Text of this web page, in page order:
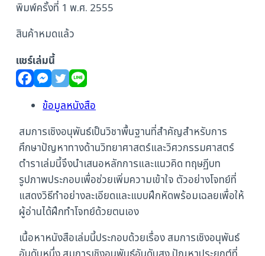
พิมพ์ครั้งที่ 1 พ.ศ. 2555
สินค้าหมดแล้ว
แชร์เล่มนี้
ข้อมูลหนังสือ
สมการเชิงอนุพันธ์เป็นวิชาพื้นฐานที่สำคัญสำหรับการ
ศึกษาปัญหาทางด้านวิทยาศาสตร์และวิศวกรรมศาสตร์
ตำราเล่มนี้จึงนำเสนอหลักการและแนวคิด ทฤษฏีบท
รูปภาพประกอบเพื่อช่วยเพิ่มความเข้าใจ ตัวอย่างโจทย์ที่
แสดงวิธีทำอย่างละเอียดและแบบฝึกหัดพร้อมเฉลยเพื่อให้
ผู้อ่านได้ฝึกทำโจทย์ด้วยตนเอง
เนื้อหาหนังสือเล่มนี้ประกอบด้วยเรื่อง สมการเชิงอนุพันธ์